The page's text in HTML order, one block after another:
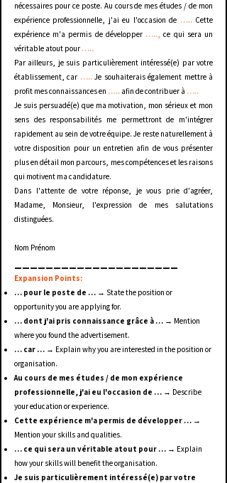
nécessaires pour ce poste. Au cours de mes études / de mon
expérience professionnelle, j'ai eu l'occasion de …..Cette
expérience m'a permis de développer ….., ce qui sera un
véritable atout pour …..
Par ailleurs, je suis particulièrement intéressé(e) par votre
établissement, car …..Je souhaiterais également mettre à
profit mes connaissances en ….. afin de contribuer à …..
Je suis persuadé(e) que ma motivation, mon sérieux et mon
sens des responsabilités me permettront de m'intégrer
rapidement au sein de votre équipe. Je reste naturellement à
votre disposition pour un entretien afin de vous présenter
plus en détail mon parcours, mes compétences et les raisons
qui motivent ma candidature.
Dans l'attente de votre réponse, je vous prie d'agréer,
Madame, Monsieur, l'expression de mes salutations
distinguées.
Nom Prénom
Expansion Points:
… pour le poste de … → State the position or
opportunity you are applying for.
… dont j'ai pris connaissance grâce à … → Mention
where you found the advertisement.
… car … → Explain why you are interested in the position or
organisation.
Au cours de mes études / de mon expérience
professionnelle, j'ai eu l'occasion de … → Describe
your education or experience.
Cette expérience m'a permis de développer … →
Mention your skills and qualities.
… ce qui sera un véritable atout pour … → Explain
how your skills will benefit the organisation.
Je suis particulièrement intéressé(e) par votre